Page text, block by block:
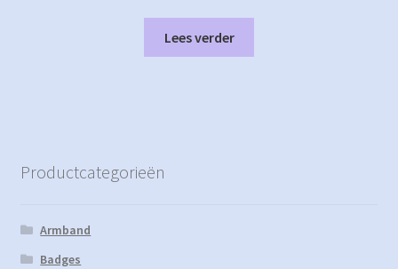
Lees verder
Productcategorieën
Armband
Badges